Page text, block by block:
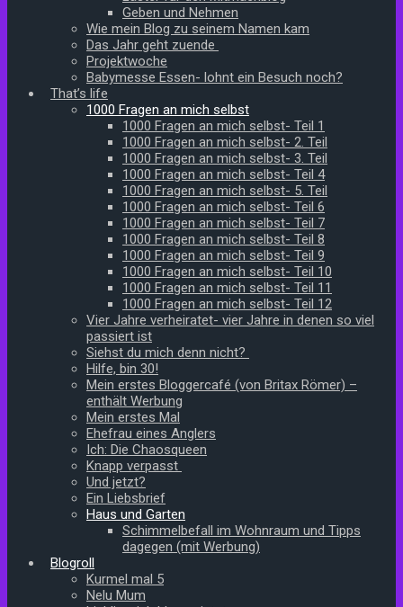
Geben und Nehmen
Wie mein Blog zu seinem Namen kam
Das Jahr geht zuende
Projektwoche
Babymesse Essen- lohnt ein Besuch noch?
That’s life
1000 Fragen an mich selbst
1000 Fragen an mich selbst- Teil 1
1000 Fragen an mich selbst- 2. Teil
1000 Fragen an mich selbst- 3. Teil
1000 Fragen an mich selbst- Teil 4
1000 Fragen an mich selbst- 5. Teil
1000 Fragen an mich selbst- Teil 6
1000 Fragen an mich selbst- Teil 7
1000 Fragen an mich selbst- Teil 8
1000 Fragen an mich selbst- Teil 9
1000 Fragen an mich selbst- Teil 10
1000 Fragen an mich selbst- Teil 11
1000 Fragen an mich selbst- Teil 12
Vier Jahre verheiratet- vier Jahre in denen so viel
passiert ist
Siehst du mich denn nicht?
Hilfe, bin 30!
Mein erstes Bloggercafé (von Britax Römer) –
enthält Werbung
Mein erstes Mal
Ehefrau eines Anglers
Ich: Die Chaosqueen
Knapp verpasst
Und jetzt?
Ein Liebsbrief
Haus und Garten
Schimmelbefall im Wohnraum und Tipps
dagegen (mit Werbung)
Blogroll
Kurmel mal 5
Nelu Mum